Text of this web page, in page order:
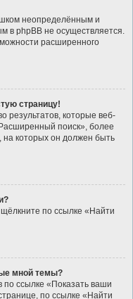
неопределённым и
в phpBB не осуществляется.
расширенного
страницу!
результатов, которые веб-
поиск», более
на которых он должен быть
по ссылке «Найти
мной темы?
ссылке «Показать ваши
по ссылке «Найти